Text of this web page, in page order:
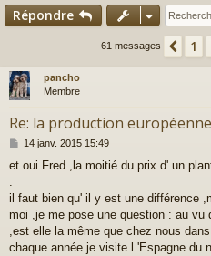
s
Répondre
61 messages 1
pancho
Membre
Re: la production européenne
M
s
a
g
14 janv. 2015 15:49
et oui Fred ,la moitié du prix d' un
.
il faut bien qu' il y est une différence
moi ,je me pose une question : au
,est elle la même que chez nous
chaque année je visite l 'Espagne du